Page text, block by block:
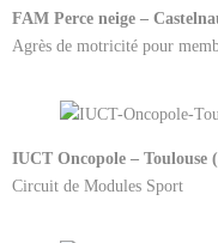
FAM Perce neige –
Agrès de motricité pour
IUCT Oncopole – Toulouse
Circuit de Modules Sport